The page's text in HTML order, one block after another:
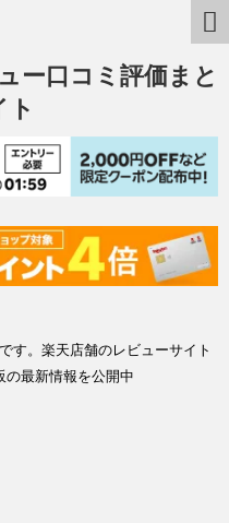
ー口コミ評価まと
ト
す。楽天店舗のレビューサイト
の最新情報を公開中